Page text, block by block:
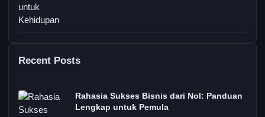
Recent Posts
Rahasia Sukses Bisnis dari Nol: Panduan
Lengkap untuk Pemula